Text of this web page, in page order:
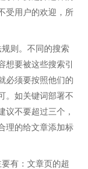
受用户的欢迎，所
则。不同的搜索
想要被这些搜索引
必须要按照他们的
。如关键词部署不
议不要超过三个，
理的给文章添加标
有：文章页的超